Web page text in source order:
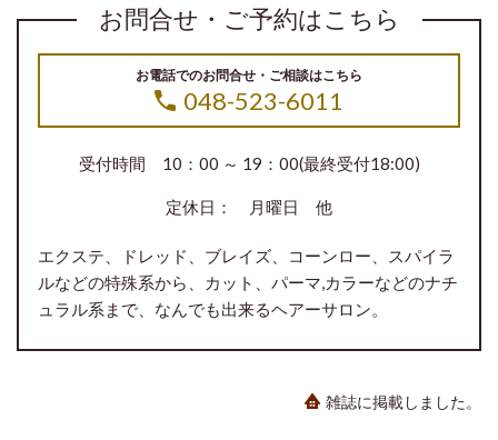
お問合せ・ご予約はこちら
お電話でのお問合せ・ご相談はこちら
048-523-6011
受付時間 10：00 ～ 19：00(最終受付18:00)
定休日： 月曜日 他
エクステ、ドレッド、ブレイズ、コーンロー、スパイラ
ルなどの特殊系から、カット、パーマ,カラーなどのナチ
ュラル系まで、なんでも出来るヘアーサロン。
雑誌に掲載しました。